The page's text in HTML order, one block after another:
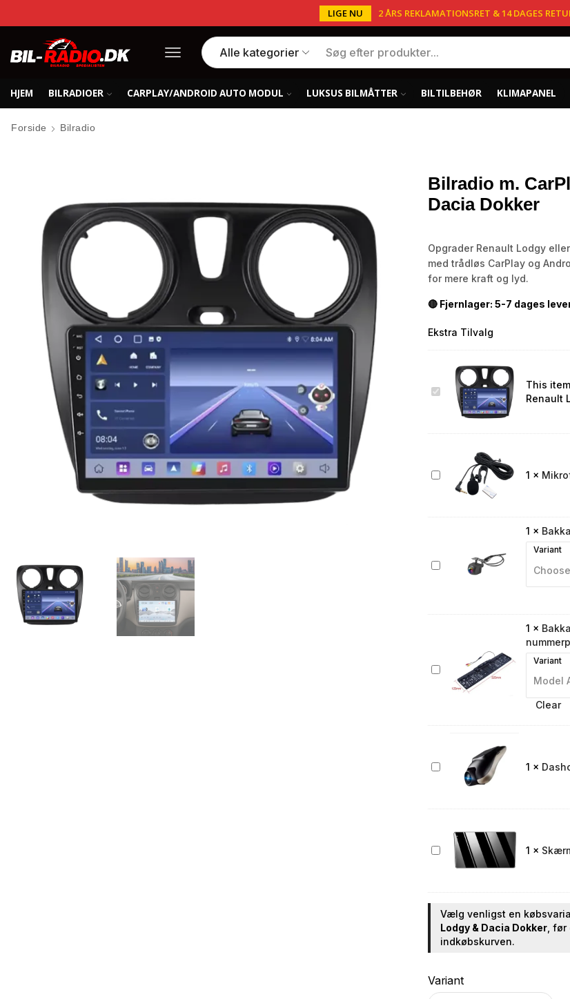
LIGE NU 2 ÅRS REKLAMATIONSRET & 14 DAGES
HJEM BILRADIOER CARPLAY/ANDROID AUTO MODUL LUKSUS BILMÅTTER BILTILBEHØR KLIMAPANEL
Forside Bilradio
Bilradio m.
Dacia Dokker
Opgrader Renault Lodgy
med trådløs CarPlay og
for mere kraft og lyd.
🔴 Fjernlager: 5-7 dages
Ekstra Tilvalg
Bilradio
CarPlay
til
&
Dacia
This
Renault
Mikrofon
1 ×
Bakkamera
1 ×
Variant
Bakkamera
integreret
1 ×
Variant
Clear
Dashcam 1 ×
Skærmbeskyttelse
1 ×
Vælg venligst en
Lodgy & Dacia Dokker, før
indkøbskurven.
Variant